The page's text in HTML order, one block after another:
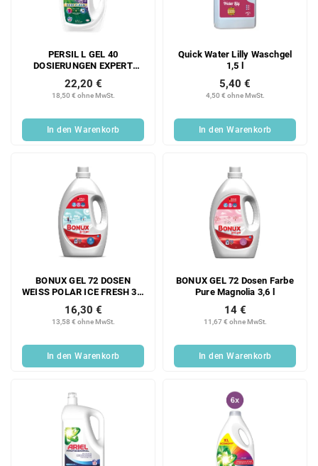
PERSIL L GEL 40
DOSIERUNGEN EXPERT
18,50 € ohne MwSt.
22,20 €
In den Warenkorb
Quick Water Lilly Waschgel
1,5 l
4,50 € ohne MwSt.
5,40 €
In den Warenkorb
BONUX GEL 72 DOSEN
WEISS POLAR ICE FRESH 3,6
13,58 € ohne MwSt.
16,30 €
In den Warenkorb
BONUX GEL 72 Dosen Farbe
Pure Magnolia 3,6 l
11,67 € ohne MwSt.
14 €
In den Warenkorb